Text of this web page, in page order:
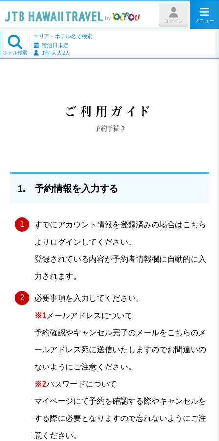
ホテル検索
エリア・ホテル名で検索
宿泊日未定
1室 大人2人
ログイン メニュー
ご利用ガイド
予約手続き
1. 予約情報を入力する
すでにアカウント情報を登録済みの場合はこちら
よりログインしてください。
登録されている内容が予約者情報欄に自動的に入
力されます。
必要事項を入力してください。
※1 メールアドレスについて
予約確認やキャンセル完了のメールをこちらのメ
ールアドレス宛に送信いたしますのでお間違いの
ないようにご注意ください。
※2パスワードについて
マイページにて予約を確認する際やキャンセルを
する際に必要となりますので忘れないようにご注
意ください。